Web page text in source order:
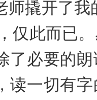
师撬开了我
仅此而已
了必要的
读一切有